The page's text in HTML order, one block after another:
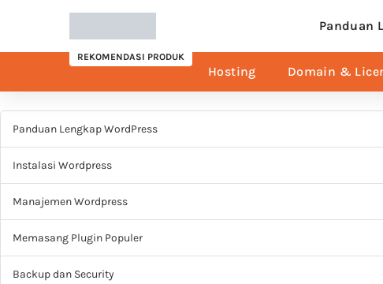
Panduan
REKOMENDASI PRODUK
Hosting Domain &
Panduan Lengkap WordPress
Instalasi Wordpress
Manajemen Wordpress
Memasang Plugin Populer
Backup dan Security